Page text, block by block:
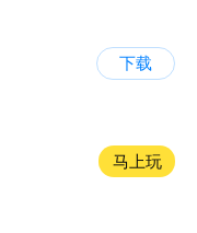
下载
马上玩